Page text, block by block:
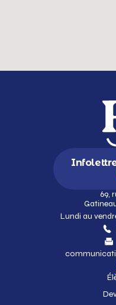
69,
Lundi au